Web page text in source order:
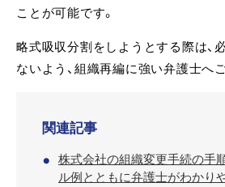
ことが可能です。
略式吸収分割をしようとする際は、
ないよう、組織再編に強い弁護士へ
関連記事
株式会社の組織変更手続の手
ル例とともに弁護士がわかり